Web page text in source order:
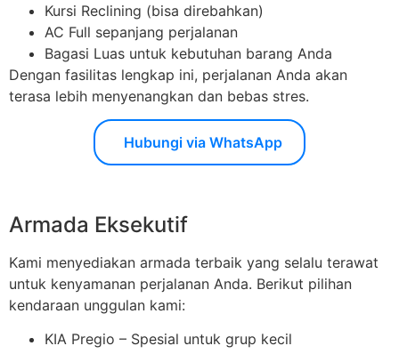
Kursi Reclining (bisa direbahkan)
AC Full sepanjang perjalanan
Bagasi Luas untuk kebutuhan barang Anda
Dengan fasilitas lengkap ini, perjalanan Anda akan
terasa lebih menyenangkan dan bebas stres.
Hubungi via WhatsApp
Armada Eksekutif
Kami menyediakan armada terbaik yang selalu terawat
untuk kenyamanan perjalanan Anda. Berikut pilihan
kendaraan unggulan kami:
KIA Pregio – Spesial untuk grup kecil